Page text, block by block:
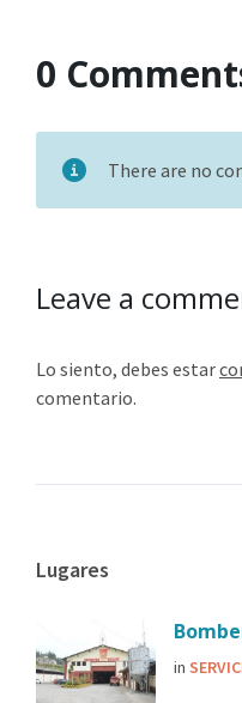
0
There are no
Leave a
Lo siento, debes estar
comentario.
Lugares
in